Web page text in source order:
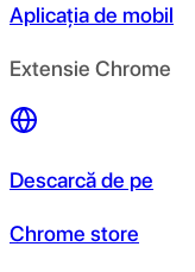
Aplicația de mobil
Extensie Chrome
Descarcă de pe
Chrome store